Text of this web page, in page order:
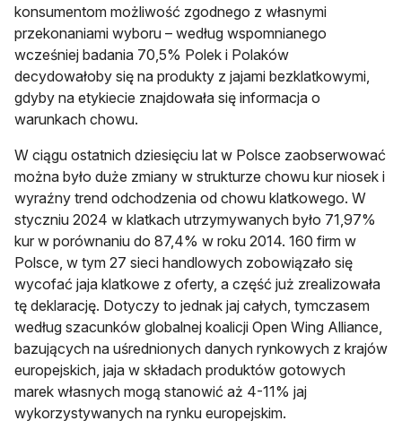
konsumentom możliwość zgodnego z własnymi
przekonaniami wyboru – według wspomnianego
wcześniej badania 70,5% Polek i Polaków
decydowałoby się na produkty z jajami bezklatkowymi,
gdyby na etykiecie znajdowała się informacja o
warunkach chowu.
W ciągu ostatnich dziesięciu lat w Polsce zaobserwować
można było duże zmiany w strukturze chowu kur niosek i
wyraźny trend odchodzenia od chowu klatkowego. W
styczniu 2024 w klatkach utrzymywanych było 71,97%
kur w porównaniu do 87,4% w roku 2014. 160 firm w
Polsce, w tym 27 sieci handlowych zobowiązało się
wycofać jaja klatkowe z oferty, a część już zrealizowała
tę deklarację. Dotyczy to jednak jaj całych, tymczasem
według szacunków globalnej koalicji Open Wing Alliance,
bazujących na uśrednionych danych rynkowych z krajów
europejskich, jaja w składach produktów gotowych
marek własnych mogą stanowić aż 4-11% jaj
wykorzystywanych na rynku europejskim.